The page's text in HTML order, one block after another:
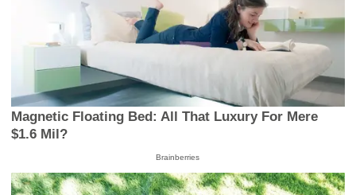
Magnetic Floating Bed: All That Luxury For Mere
$1.6 Mil?
Brainberries